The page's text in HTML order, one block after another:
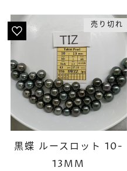
売り切れ
黒蝶 ルースロット 10-
13MM